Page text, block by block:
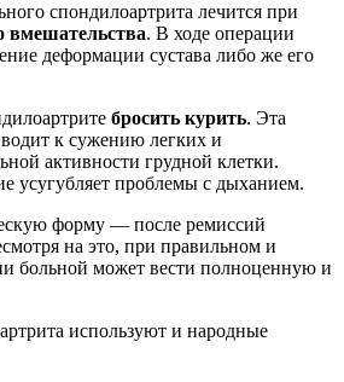
спондилоартрита лечится при
вмешательства. В ходе операции
деформации сустава либо же его
бросить курить. Эта
к сужению легких и
активности грудной клетки.
усугубляет проблемы с дыханием.
форму — после ремиссий
на это, при правильном и
больной может вести полноценную и
используют и народные